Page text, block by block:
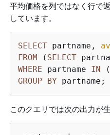
平均価格を列ではなく行で
しています。
SELECT partname,
FROM ( SELECT
WHERE partname IN (
GROUP
BY partname;
このクエリでは次の出力が